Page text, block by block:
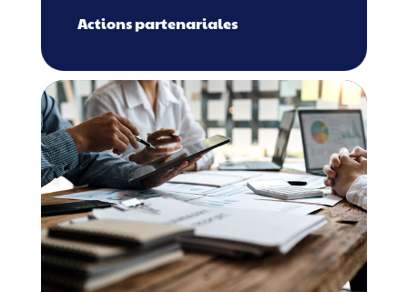
Actions partenariales